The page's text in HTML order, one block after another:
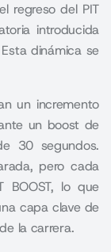
regreso del PIT
introducida
dinámica se
un incremento
un boost de
30 segundos.
pero cada
BOOST, lo que
capa clave de
la carrera.